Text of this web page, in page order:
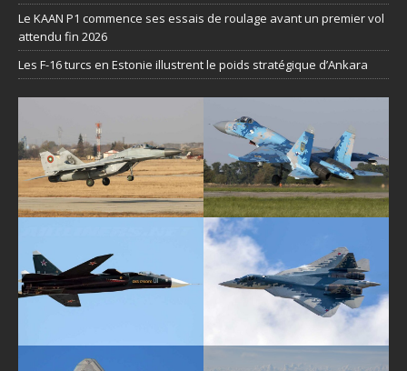
Le KAAN P1 commence ses essais de roulage avant un premier vol
attendu fin 2026
Les F-16 turcs en Estonie illustrent le poids stratégique d’Ankara